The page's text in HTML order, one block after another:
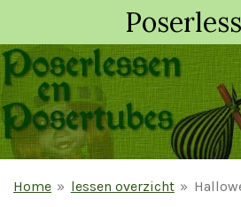
direct
naar
de
hoofdinhoud
Home » lessen overzicht »